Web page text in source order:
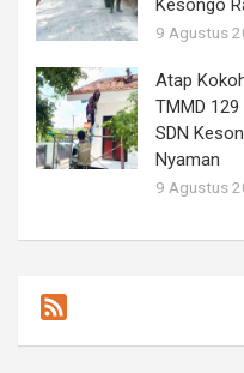
Kesongo
9 Agustus
Atap
TMMD
SDN
Nyaman
9 Agustus